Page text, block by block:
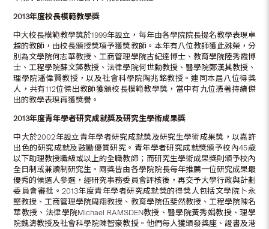
2013年度校長模範教學獎
中大校長模範教學獎於1999年設立，每年由各學院院長提名教學表現卓
越的教師，由校長頒授獎項予獲獎教師。本年有八位教師獲此殊榮，分
別為文學院何志華教授、工商管理學院古紀達博士、教育學院陸秀霞博
士、工程學院蘇文藻教授、法律學院何世勳教授、醫學院鄭漢其教授、
理學院潘偉賢教授，以及社會科學院陶兆銘教授。連同本屆八位得獎
人，共有112位傑出教師獲頒校長模範教學獎，當中有九位憑著持續傑
出的教學表現再獲獎譽。
2013年度青年學者研究成就獎及研究生學術成果獎
中大於2002年設立青年學者研究成就獎及研究生學術成果獎，以嘉許
出色的研究成就及鼓勵優質研究。青年學者研究成就獎頒予校內45歲
以下助理教授職級或以上的全職教師；而研究生學術成果獎則頒予校內
全日制或兼讀制研究生。兩獎皆由各學院院長每年推薦一位研究成果最
優秀的候選人參選，經研究事務委員會評核後，再交予大學行政與計劃
委員會審批。2013年度青年學者研究成就獎的得獎人包括文學院卜永
堅教授、工商管理學院周翔教授、教育學院伍斐然教授、工程學院陳名
華教授、法律學院Michael RAMSDEN教授、醫學院黃秀娟教授、理學
院魏濤教授及社會科學院陳智豪教授。他們每人獲頒發獎座、證書及港